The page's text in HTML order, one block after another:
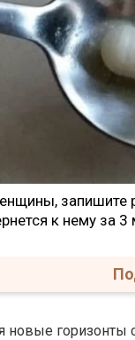
запишите
к нему за
новые горизонты